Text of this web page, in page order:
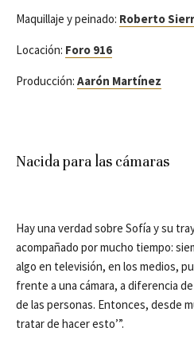
Maquillaje y peinado: Roberto
Locación: Foro 916
Producción: Aarón Martínez
Nacida para las cámaras
Hay una verdad sobre Sofía y su
acompañado por mucho tiempo:
algo en televisión, en los medios,
frente a una cámara, a diferencia
de las personas. Entonces, desde
tratar de hacer esto’”.